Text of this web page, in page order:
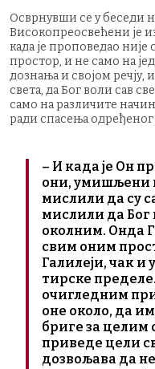
Осврнувши се у беседи
Високопреосвећени је
када је проповедао није
простор, и не само на
дознања и својом речју,
света, да Бог воли сав
само на различите
ради спасења
– И када је Он
они, умишљени
мислили да су
мислили да Бог
околним. Онда
свим оним
Галилеји, чак и
тирске
очигледним
оне около, да
бриге за целим
приведе цели
дозвољава да